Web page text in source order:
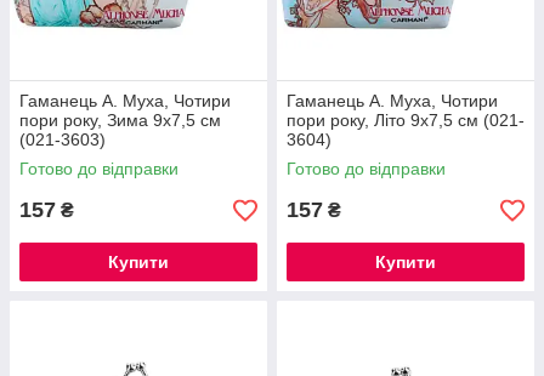
Гаманець А. Муха, Чотири
пори року, Зима 9х7,5 см
(021-3603)
Готово до відправки
157 ₴
Купити
Гаманець А. Муха, Чотири
пори року, Літо 9х7,5 см (021-
3604)
Готово до відправки
157 ₴
Купити